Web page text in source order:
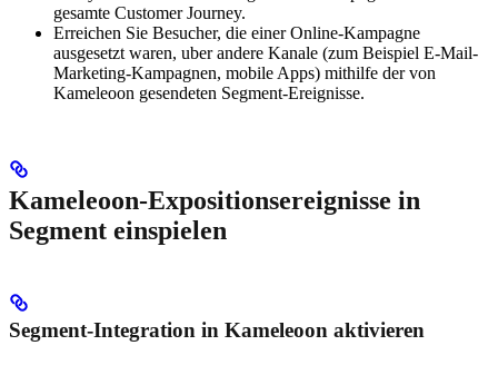
gesamte Customer Journey.
Erreichen Sie Besucher, die einer Online-Kampagne
ausgesetzt waren, uber andere Kanale (zum Beispiel E-Mail-
Marketing-Kampagnen, mobile Apps) mithilfe der von
Kameleoon gesendeten Segment-Ereignisse.
Kameleoon-Expositionsereignisse in
Segment einspielen
Segment-Integration in Kameleoon aktivieren